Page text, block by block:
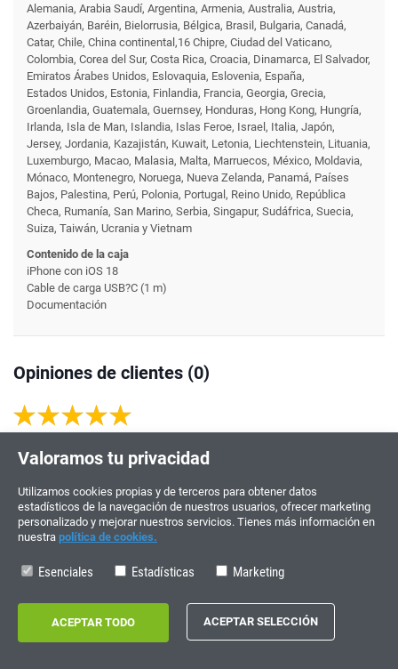
Alemania, Arabia Saudí, Argentina, Armenia, Australia, Austria,
Azerbaiyán, Baréin, Bielorrusia, Bélgica, Brasil, Bulgaria, Canadá,
Catar, Chile, China continental,16 Chipre, Ciudad del Vaticano,
Colombia, Corea del Sur, Costa Rica, Croacia, Dinamarca, El Salvador,
Emiratos Árabes Unidos, Eslovaquia, Eslovenia, España,
Estados Unidos, Estonia, Finlandia, Francia, Georgia, Grecia,
Groenlandia, Guatemala, Guernsey, Honduras, Hong Kong, Hungría,
Irlanda, Isla de Man, Islandia, Islas Feroe, Israel, Italia, Japón,
Jersey, Jordania, Kazajistán, Kuwait, Letonia, Liechtenstein, Lituania,
Luxemburgo, Macao, Malasia, Malta, Marruecos, México, Moldavia,
Mónaco, Montenegro, Noruega, Nueva Zelanda, Panamá, Países
Bajos, Palestina, Perú, Polonia, Portugal, Reino Unido, República
Checa, Rumanía, San Marino, Serbia, Singapur, Sudáfrica, Suecia,
Suiza, Taiwán, Ucrania y Vietnam
Contenido de la caja
iPhone con iOS 18
Cable de carga USB?C (1 m)
Documentación
Opiniones de clientes (0)
Debes iniciar sesiónpara escribir comentarios
Valoramos tu privacidad
Utilizamos cookies propias y de terceros para obtener datos
estadísticos de la navegación de nuestros usuarios, ofrecer marketing
personalizado y mejorar nuestros servicios. Tienes más información en
nuestra política de cookies.
Esenciales Estadísticas Marketing